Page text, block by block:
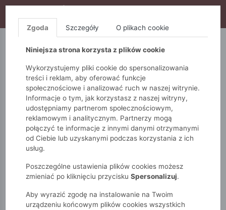
S10), DODATKOWE 15% ZA 3SZT (KOD: S15)
5.10.15. QUIOSQUE
Monnari Zobacz wszystko
Żakiety
Elegancki żakiet z ażurowymi rękawami
Zgoda Szczegóły O plikach cookie
Niniejsza strona korzysta z plików cookie
Wykorzystujemy pliki cookie do spersonalizowania
treści i reklam, aby oferować funkcje
społecznościowe i analizować ruch w naszej witrynie.
Informacje o tym, jak korzystasz z naszej witryny,
udostępniamy partnerom społecznościowym,
reklamowym i analitycznym. Partnerzy mogą
połączyć te informacje z innymi danymi otrzymanymi
od Ciebie lub uzyskanymi podczas korzystania z ich
usług.
Poszczególne ustawienia plików cookies możesz
zmieniać po kliknięciu przycisku Spersonalizuj.
Aby wyrazić zgodę na instalowanie na Twoim
urządzeniu końcowym plików cookies wszystkich